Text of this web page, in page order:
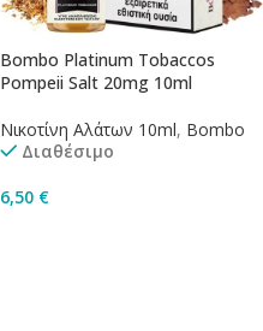
Bombo Platinum Tobaccos
Pompeii Salt 20mg 10ml
Νικοτίνη Αλάτων 10ml, Bombo
Διαθέσιμο
6,50 €